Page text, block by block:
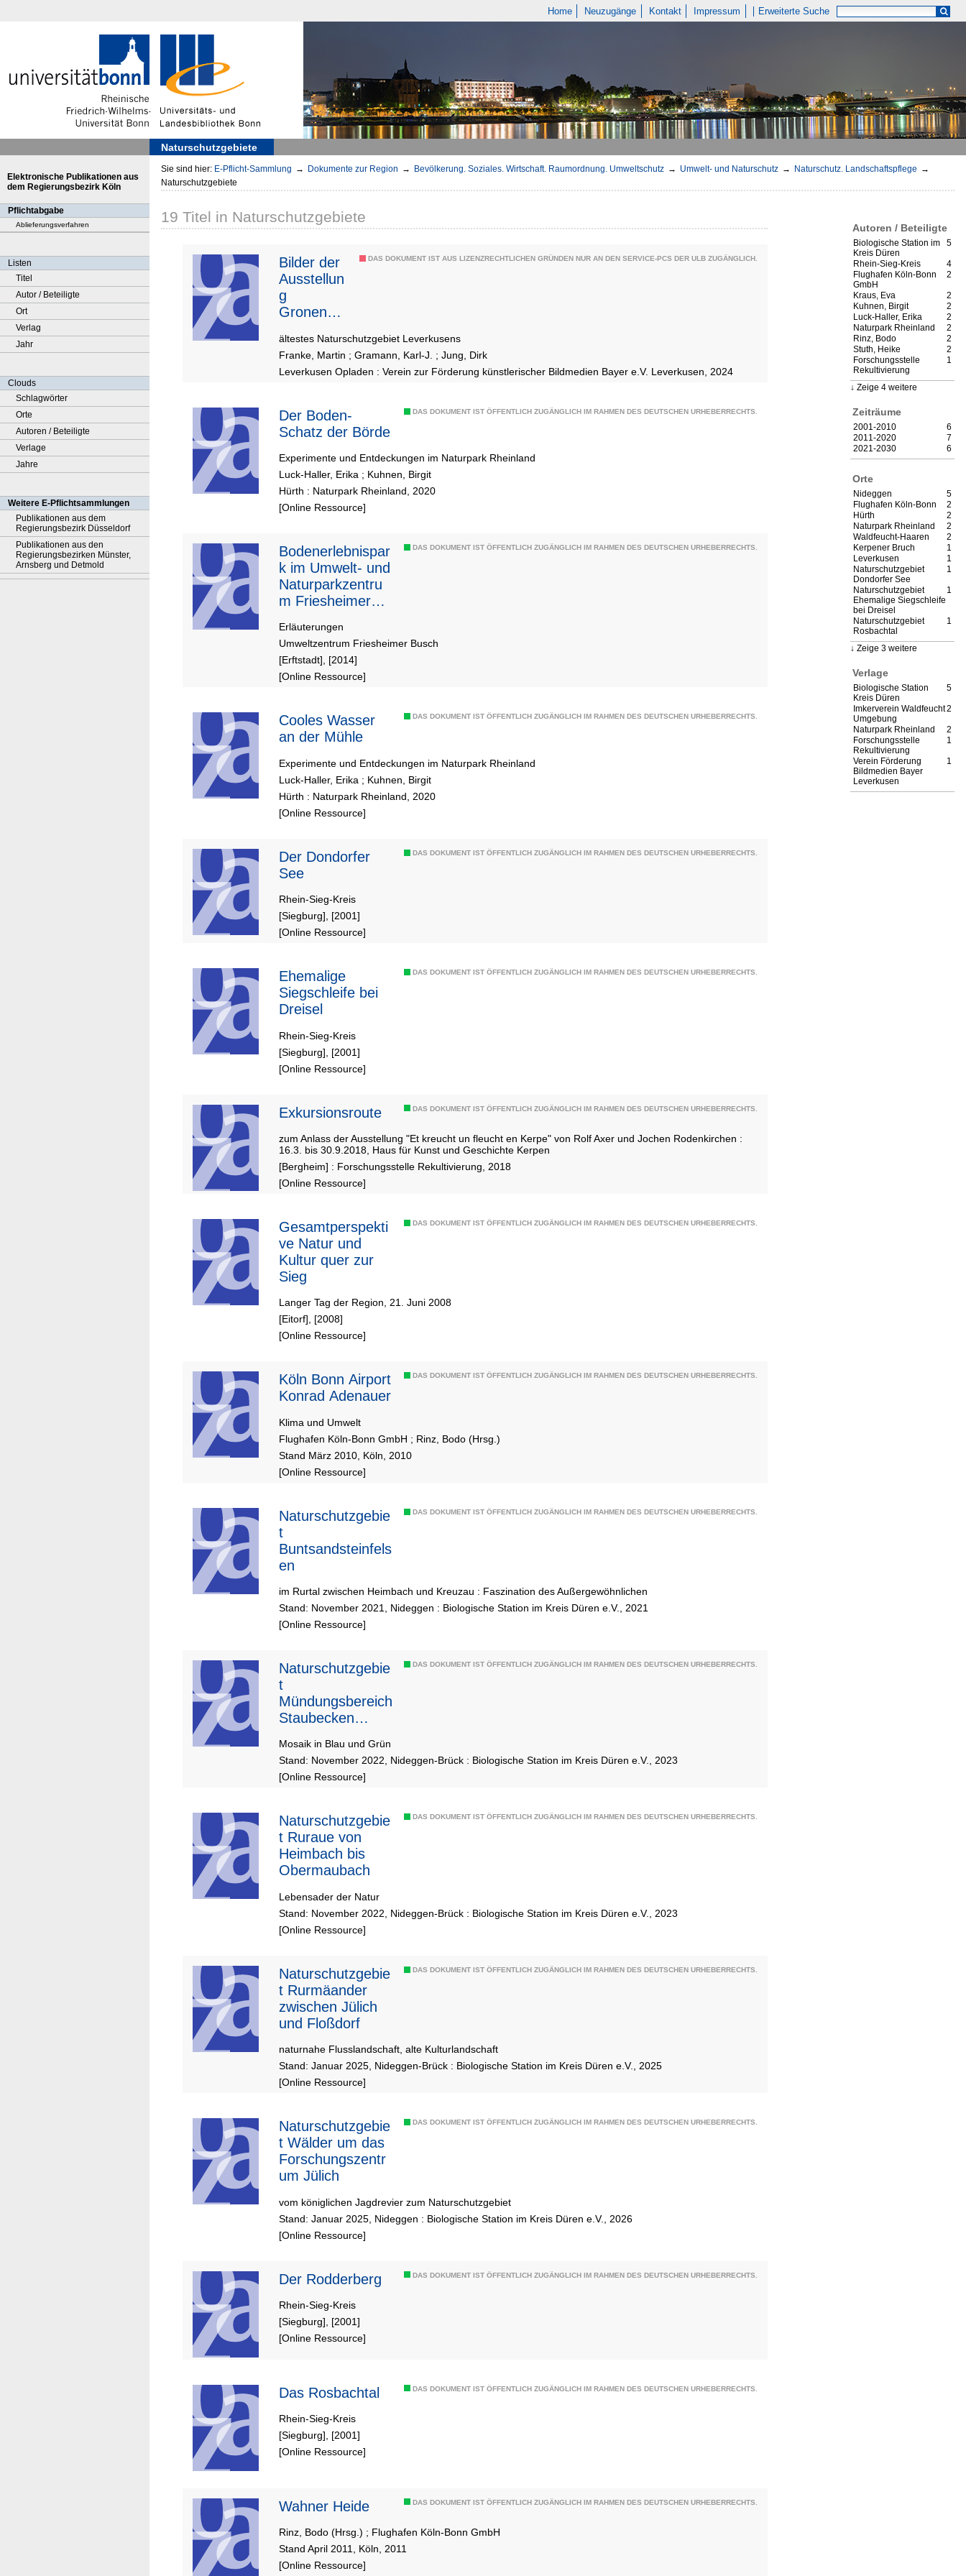
Home Neuzugänge Kontakt Impressum Erweiterte Suche
Naturschutzgebiete
Elektronische Publikationen aus
dem Regierungsbezirk Köln
Pflichtabgabe
Ablieferungsverfahren
Listen
Titel
Autor / Beteiligte
Ort
Verlag
Jahr
Clouds
Schlagwörter
Orte
Autoren / Beteiligte
Verlage
Jahre
Weitere E-Pflichtsammlungen
Publikationen aus dem
Regierungsbezirk Düsseldorf
Publikationen aus den
Regierungsbezirken Münster,
Arnsberg und Detmold
Sie sind hier: E-Pflicht-Sammlung → Dokumente zur Region → Bevölkerung. Soziales. Wirtschaft. Raumordnung. Umweltschutz → Umwelt- und Naturschutz → Naturschutz. Landschaftspflege →
Naturschutzgebiete
Autoren / Beteiligte
5
Biologische Station im
Kreis Düren
4
Rhein-Sieg-Kreis
2
Flughafen Köln-Bonn
GmbH
2
Kraus, Eva
2
Kuhnen, Birgit
2
Luck-Haller, Erika
2
Naturpark Rheinland
2
Rinz, Bodo
2
Stuth, Heike
1
Forschungsstelle
Rekultivierung
Zeige 4 weitere
Zeiträume
6
2001-2010
7
2011-2020
6
2021-2030
Orte
5
Nideggen
2
Flughafen Köln-Bonn
2
Hürth
2
Naturpark Rheinland
2
Waldfeucht-Haaren
1
Kerpener Bruch
1
Leverkusen
1
Naturschutzgebiet
Dondorfer See
1
Naturschutzgebiet
Ehemalige Siegschleife
bei Dreisel
1
Naturschutzgebiet
Rosbachtal
Zeige 3 weitere
Verlage
5
Biologische Station
Kreis Düren
2
Imkerverein Waldfeucht
Umgebung
2
Naturpark Rheinland
1
Forschungsstelle
Rekultivierung
1
Verein Förderung
Bildmedien Bayer
Leverkusen
19 Titel in Naturschutzgebiete
DAS DOKUMENT IST AUS LIZENZRECHTLICHEN GRÜNDEN NUR AN DEN SERVICE-PCS DER ULB ZUGÄNGLICH.
Bilder der
Ausstellun
g
Gronenbor
ältestes Naturschutzgebiet Leverkusens
Franke, Martin ; Gramann, Karl-J. ; Jung, Dirk
Leverkusen Opladen : Verein zur Förderung künstlerischer Bildmedien Bayer e.V. Leverkusen, 2024
DAS DOKUMENT IST ÖFFENTLICH ZUGÄNGLICH IM RAHMEN DES DEUTSCHEN URHEBERRECHTS.
Der Boden-
Schatz der Börde
Experimente und Entdeckungen im Naturpark Rheinland
Luck-Haller, Erika ; Kuhnen, Birgit
Hürth : Naturpark Rheinland, 2020
[Online Ressource]
DAS DOKUMENT IST ÖFFENTLICH ZUGÄNGLICH IM RAHMEN DES DEUTSCHEN URHEBERRECHTS.
Bodenerlebnispar
k im Umwelt- und
Naturparkzentru
m Friesheimer
Erläuterungen
Umweltzentrum Friesheimer Busch
[Erftstadt], [2014]
[Online Ressource]
DAS DOKUMENT IST ÖFFENTLICH ZUGÄNGLICH IM RAHMEN DES DEUTSCHEN URHEBERRECHTS.
Cooles Wasser
an der Mühle
Experimente und Entdeckungen im Naturpark Rheinland
Luck-Haller, Erika ; Kuhnen, Birgit
Hürth : Naturpark Rheinland, 2020
[Online Ressource]
DAS DOKUMENT IST ÖFFENTLICH ZUGÄNGLICH IM RAHMEN DES DEUTSCHEN URHEBERRECHTS.
Der Dondorfer
See
Rhein-Sieg-Kreis
[Siegburg], [2001]
[Online Ressource]
DAS DOKUMENT IST ÖFFENTLICH ZUGÄNGLICH IM RAHMEN DES DEUTSCHEN URHEBERRECHTS.
Ehemalige
Siegschleife bei
Dreisel
Rhein-Sieg-Kreis
[Siegburg], [2001]
[Online Ressource]
DAS DOKUMENT IST ÖFFENTLICH ZUGÄNGLICH IM RAHMEN DES DEUTSCHEN URHEBERRECHTS.
Exkursionsroute
zum Anlass der Ausstellung "Et kreucht un fleucht en Kerpe" von Rolf Axer und Jochen Rodenkirchen :
16.3. bis 30.9.2018, Haus für Kunst und Geschichte Kerpen
[Bergheim] : Forschungsstelle Rekultivierung, 2018
[Online Ressource]
DAS DOKUMENT IST ÖFFENTLICH ZUGÄNGLICH IM RAHMEN DES DEUTSCHEN URHEBERRECHTS.
Gesamtperspekti
ve Natur und
Kultur quer zur
Sieg
Langer Tag der Region, 21. Juni 2008
[Eitorf], [2008]
[Online Ressource]
DAS DOKUMENT IST ÖFFENTLICH ZUGÄNGLICH IM RAHMEN DES DEUTSCHEN URHEBERRECHTS.
Köln Bonn Airport
Konrad Adenauer
Klima und Umwelt
Flughafen Köln-Bonn GmbH ; Rinz, Bodo (Hrsg.)
Stand März 2010, Köln, 2010
[Online Ressource]
DAS DOKUMENT IST ÖFFENTLICH ZUGÄNGLICH IM RAHMEN DES DEUTSCHEN URHEBERRECHTS.
Naturschutzgebie
t
Buntsandsteinfels
en
im Rurtal zwischen Heimbach und Kreuzau : Faszination des Außergewöhnlichen
Stand: November 2021, Nideggen : Biologische Station im Kreis Düren e.V., 2021
[Online Ressource]
DAS DOKUMENT IST ÖFFENTLICH ZUGÄNGLICH IM RAHMEN DES DEUTSCHEN URHEBERRECHTS.
Naturschutzgebie
t
Mündungsbereich
Staubecken
Mosaik in Blau und Grün
Stand: November 2022, Nideggen-Brück : Biologische Station im Kreis Düren e.V., 2023
[Online Ressource]
DAS DOKUMENT IST ÖFFENTLICH ZUGÄNGLICH IM RAHMEN DES DEUTSCHEN URHEBERRECHTS.
Naturschutzgebie
t Ruraue von
Heimbach bis
Obermaubach
Lebensader der Natur
Stand: November 2022, Nideggen-Brück : Biologische Station im Kreis Düren e.V., 2023
[Online Ressource]
DAS DOKUMENT IST ÖFFENTLICH ZUGÄNGLICH IM RAHMEN DES DEUTSCHEN URHEBERRECHTS.
Naturschutzgebie
t Rurmäander
zwischen Jülich
und Floßdorf
naturnahe Flusslandschaft, alte Kulturlandschaft
Stand: Januar 2025, Nideggen-Brück : Biologische Station im Kreis Düren e.V., 2025
[Online Ressource]
DAS DOKUMENT IST ÖFFENTLICH ZUGÄNGLICH IM RAHMEN DES DEUTSCHEN URHEBERRECHTS.
Naturschutzgebie
t Wälder um das
Forschungszentr
um Jülich
vom königlichen Jagdrevier zum Naturschutzgebiet
Stand: Januar 2025, Nideggen : Biologische Station im Kreis Düren e.V., 2026
[Online Ressource]
DAS DOKUMENT IST ÖFFENTLICH ZUGÄNGLICH IM RAHMEN DES DEUTSCHEN URHEBERRECHTS.
Der Rodderberg
Rhein-Sieg-Kreis
[Siegburg], [2001]
[Online Ressource]
DAS DOKUMENT IST ÖFFENTLICH ZUGÄNGLICH IM RAHMEN DES DEUTSCHEN URHEBERRECHTS.
Das Rosbachtal
Rhein-Sieg-Kreis
[Siegburg], [2001]
[Online Ressource]
DAS DOKUMENT IST ÖFFENTLICH ZUGÄNGLICH IM RAHMEN DES DEUTSCHEN URHEBERRECHTS.
Wahner Heide
Rinz, Bodo (Hrsg.) ; Flughafen Köln-Bonn GmbH
Stand April 2011, Köln, 2011
[Online Ressource]